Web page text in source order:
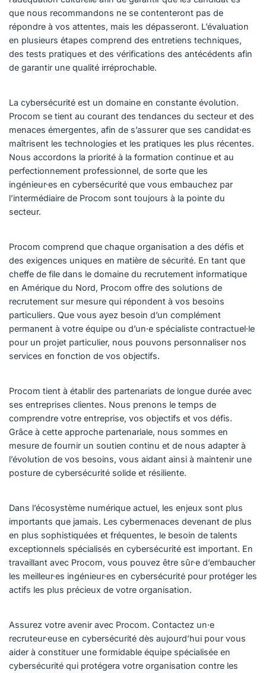
que nous recommandons ne se contenteront pas de
répondre à vos attentes, mais les dépasseront. L’évaluation
en plusieurs étapes comprend des entretiens techniques,
des tests pratiques et des vérifications des antécédents afin
de garantir une qualité irréprochable.
La cybersécurité est un domaine en constante évolution.
Procom se tient au courant des tendances du secteur et des
menaces émergentes, afin de s’assurer que ses candidat·es
maîtrisent les technologies et les pratiques les plus récentes.
Nous accordons la priorité à la formation continue et au
perfectionnement professionnel, de sorte que les
ingénieur·es en cybersécurité que vous embauchez par
l’intermédiaire de Procom sont toujours à la pointe du
secteur.
Procom comprend que chaque organisation a des défis et
des exigences uniques en matière de sécurité. En tant que
cheffe de file dans le domaine du recrutement informatique
en Amérique du Nord, Procom offre des solutions de
recrutement sur mesure qui répondent à vos besoins
particuliers. Que vous ayez besoin d’un complément
permanent à votre équipe ou d’un·e spécialiste contractuel·le
pour un projet particulier, nous pouvons personnaliser nos
services en fonction de vos objectifs.
Procom tient à établir des partenariats de longue durée avec
ses entreprises clientes. Nous prenons le temps de
comprendre votre entreprise, vos objectifs et vos défis.
Grâce à cette approche partenariale, nous sommes en
mesure de fournir un soutien continu et de nous adapter à
l’évolution de vos besoins, vous aidant ainsi à maintenir une
posture de cybersécurité solide et résiliente.
Dans l’écosystème numérique actuel, les enjeux sont plus
importants que jamais. Les cybermenaces devenant de plus
en plus sophistiquées et fréquentes, le besoin de talents
exceptionnels spécialisés en cybersécurité est important. En
travaillant avec Procom, vous pouvez être sûr·e d’embaucher
les meilleur·es ingénieur·es en cybersécurité pour protéger les
actifs les plus précieux de votre organisation.
Assurez votre avenir avec Procom. Contactez un·e
recruteur·euse en cybersécurité dès aujourd’hui pour vous
aider à constituer une formidable équipe spécialisée en
cybersécurité qui protégera votre organisation contre les